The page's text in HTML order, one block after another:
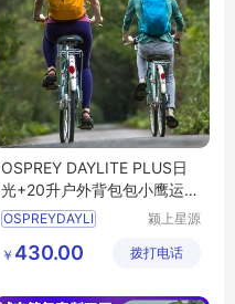
OSPREY DAYLITE PLUS日
光+20升户外背包包小鹰运动
功能双肩包
OSPREYDAYLI
颍上星源
有限公司
￥ 430.00 拨打电话